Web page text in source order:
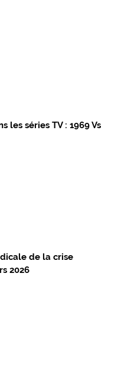
les séries TV : 1969 Vs
de la crise
2026